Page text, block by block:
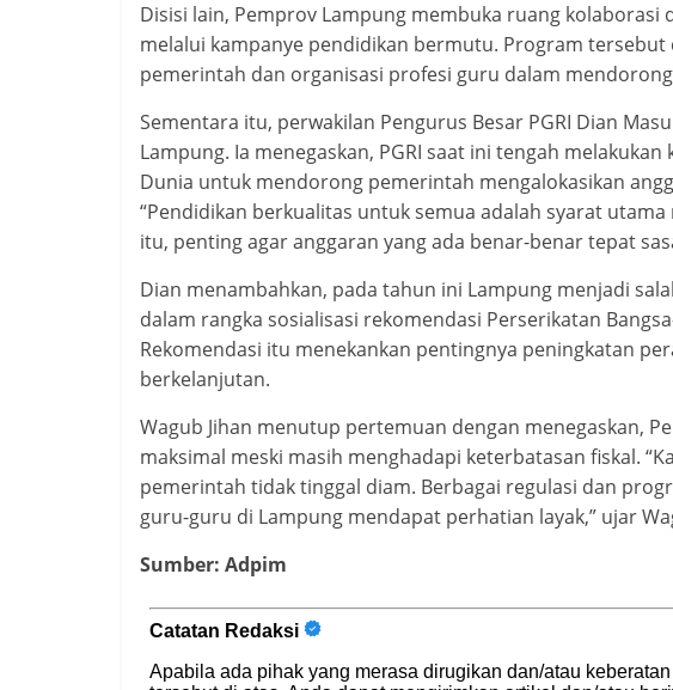
Disisi lain, Pemprov Lampung membuka ruang kolaborasi
melalui kampanye pendidikan bermutu. Program
pemerintah dan organisasi profesi guru dalam
Sementara itu, perwakilan Pengurus Besar PGRI Dian
Lampung. Ia menegaskan, PGRI saat ini tengah
Dunia untuk mendorong pemerintah mengalokasikan
“Pendidikan berkualitas untuk semua adalah syarat
itu, penting agar anggaran yang ada benar-benar tepat
Dian menambahkan, pada tahun ini Lampung menjadi
dalam rangka sosialisasi rekomendasi Perserikatan
Rekomendasi itu menekankan pentingnya peningkatan
berkelanjutan.
Wagub Jihan menutup pertemuan dengan menegaskan,
maksimal meski masih menghadapi keterbatasan fiskal.
pemerintah tidak tinggal diam. Berbagai regulasi dan
guru-guru di Lampung mendapat perhatian layak,” ujar
Sumber: Adpim